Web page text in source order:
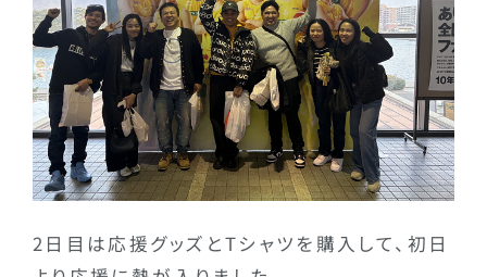
2日目は応援グッズとTシャツを購入して、初日